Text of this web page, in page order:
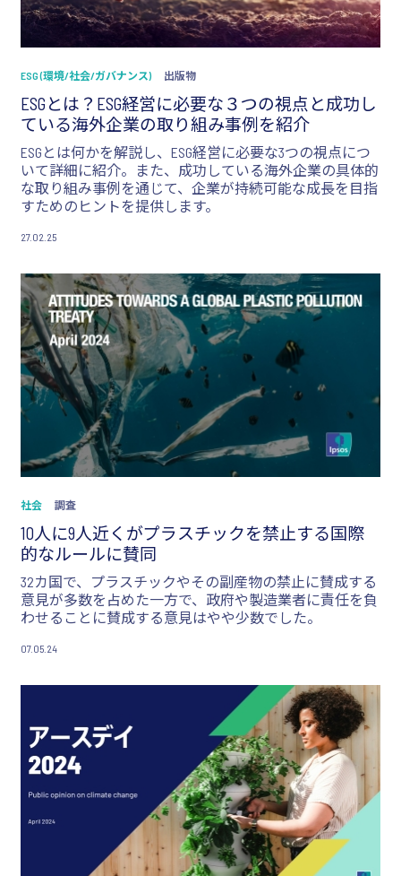
ESG (環境/社会/ガバナンス) 出版物
ESGとは？ESG経営に必要な３つの視点と成功し
ている海外企業の取り組み事例を紹介
ESGとは何かを解説し、ESG経営に必要な3つの視点につ
いて詳細に紹介。また、成功している海外企業の具体的
な取り組み事例を通じて、企業が持続可能な成長を目指
すためのヒントを提供します。
27.02.25
社会 調査
10人に9人近くがプラスチックを禁止する国際
的なルールに賛同
32カ国で、プラスチックやその副産物の禁止に賛成する
意見が多数を占めた一方で、政府や製造業者に責任を負
わせることに賛成する意見はやや少数でした。
07.05.24